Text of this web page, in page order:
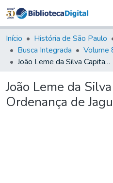
&
Tudo
Início História de São Paulo
Busca Integrada
João Leme da Silva Capitam da Ordenança de Jaguary
João Leme da
Ordenança de